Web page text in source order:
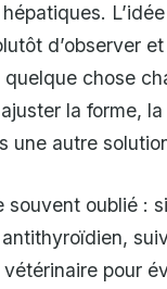
L’idée
d’observer
chose
la forme,
une autre
souvent oublié :
pour